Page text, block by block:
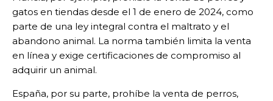
gatos en tiendas desde el 1 de enero de 2024, como
parte de una ley integral contra el maltrato y el
abandono animal. La norma también limita la venta
en línea y exige certificaciones de compromiso al
adquirir un animal.
España, por su parte, prohíbe la venta de perros,